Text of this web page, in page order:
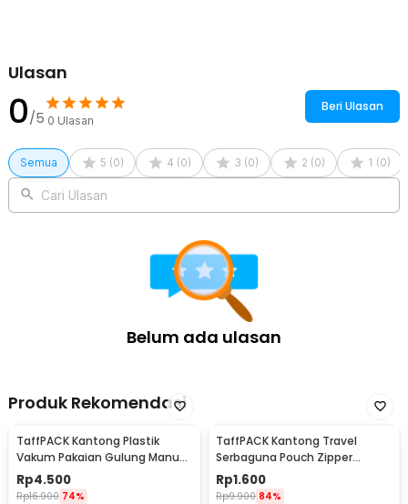
Rincian yang Anda dapatkan untuk pembelian produk ini:
Waterproof - QEP01
Ulasan
0/5 0 Ulasan
Beri Ulasan
Semua 5 (0) 4 (0) 3 (0) 2 (0) 1 (0)
Cari Ulasan
Belum ada ulasan
Produk Rekomendasi
TaffPACK Kantong Plastik
Vakum Pakaian Gulung Manual
40x60cm 1 PCS - TR028
Rp4.500
Rp16.900 74%
TaffPACK Kantong Travel
Serbaguna Pouch Zipper
Organizer 1 PCS - CC-003
Rp1.600
Rp9.900 84%